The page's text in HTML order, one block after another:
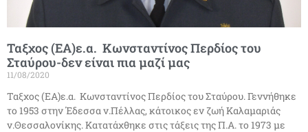
Ταξχος (ΕΑ)ε.α. Κωνσταντίνος Περδίος του
Σταύρου-δεν είναι πια μαζί μας
11/08/2020
Ταξχος (ΕΑ)ε.α. Κωνσταντίνος Περδίος του Σταύρου. Γεννήθηκε
το 1953 στην Έδεσσα ν.Πέλλας, κάτοικος εν ζωή Καλαμαριάς
ν.Θεσσαλονίκης. Κατατάχθηκε στις τάξεις της Π.Α. το 1973 με